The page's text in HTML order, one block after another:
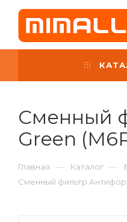
Сменный
Green
Главная — Каталог —
Сменный фильтр